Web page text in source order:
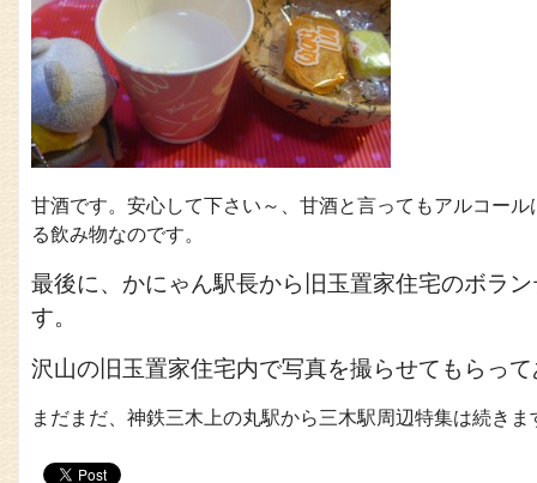
甘酒です。安心して下さい～、甘酒と言ってもアルコー
る飲み物なのです。
最後に、かにゃん駅長から旧玉置家住宅のボラ
す。
沢山の旧玉置家住宅内で写真を撮らせてもらっ
まだまだ、神鉄三木上の丸駅から三木駅周辺特集は続きま